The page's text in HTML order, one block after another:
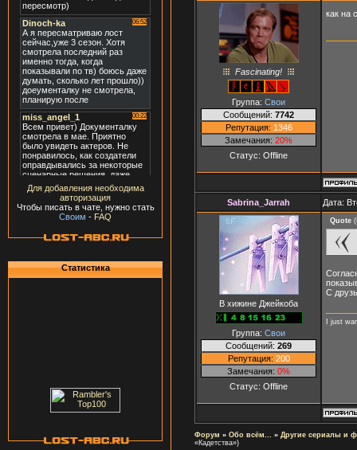
Для добавления необходима
авторизация
Чтобы писать в чате, нужно стать
Своим - FAQ
Статистика
Fascinating!
Группа: Свои
Сообщений: 7742
Репутация: 1346
Замечания: 20%
Статус: Offline
как на
Sabrina_Jarrah Дата:
В хижине Джейкоба
Группа: Свои
Сообщений: 269
Репутация: 200
Замечания: 0%
Статус: Offline
Quote (
С
I just
Форум » Обо всём... » Другие сериалы и
«Кадетства»)